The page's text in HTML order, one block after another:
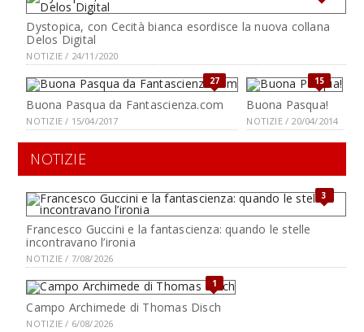
Dystopica, con Cecità bianca esordisce la nuova collana
Delos Digital
NOTIZIE / 24/11/2020
27
Buona Pasqua da Fantascienza.com
NOTIZIE / 15/04/2017
15
Buona Pasqua!
NOTIZIE / 20/04/2014
NOTIZIE
3
Francesco Guccini e la fantascienza: quando le stelle
incontravano l’ironia
NOTIZIE / 7/08/2026
1
Campo Archimede di Thomas Disch
NOTIZIE / 6/08/2026